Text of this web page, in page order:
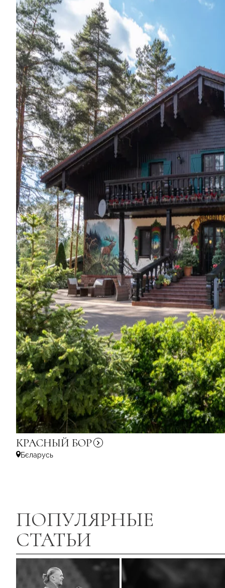
КРАСНЫЙ БОР
Бєларусь
ПОПУЛЯРНЫЕ
СТАТЬИ